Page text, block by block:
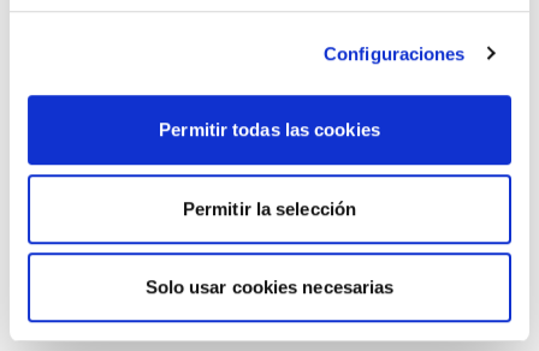
Configuraciones
Permitir todas las cookies
Permitir la selección
Solo usar cookies necesarias